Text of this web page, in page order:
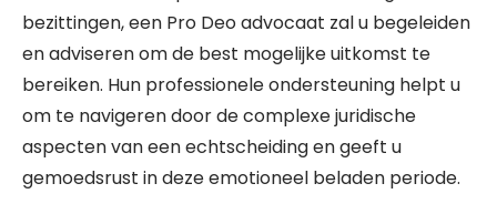
bezittingen, een Pro Deo advocaat zal u begeleiden
en adviseren om de best mogelijke uitkomst te
bereiken. Hun professionele ondersteuning helpt u
om te navigeren door de complexe juridische
aspecten van een echtscheiding en geeft u
gemoedsrust in deze emotioneel beladen periode.